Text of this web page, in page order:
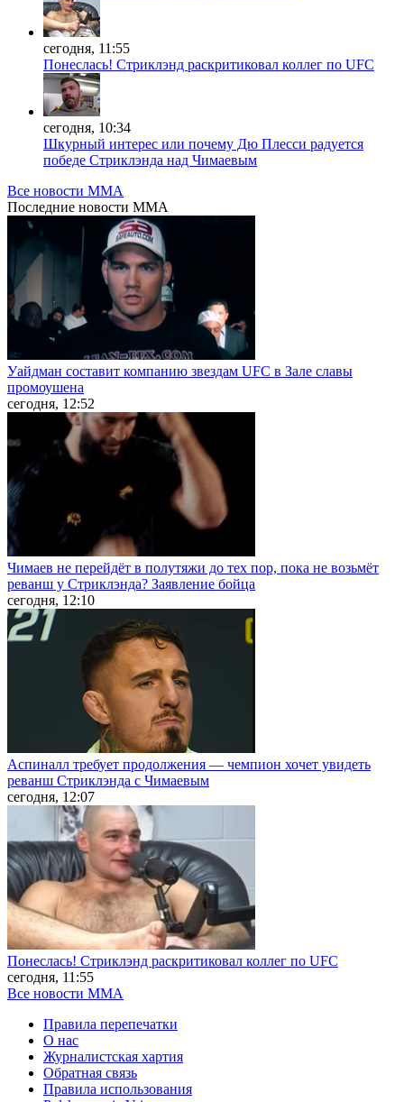
сегодня, 11:55
Понеслась! Стриклэнд раскритиковал коллег по UFC
сегодня, 10:34
Шкурный интерес или почему Дю Плесси радуется
победе Стриклэнда над Чимаевым
Все новости MMA
Последние новости MMA
Уайдман составит компанию звездам UFC в Зале славы
промоушена
сегодня, 12:52
Чимаев не перейдёт в полутяжи до тех пор, пока не возьмёт
реванш у Стриклэнда? Заявление бойца
сегодня, 12:10
Аспиналл требует продолжения — чемпион хочет увидеть
реванш Стриклэнда с Чимаевым
сегодня, 12:07
Понеслась! Стриклэнд раскритиковал коллег по UFC
сегодня, 11:55
Все новости MMA
Правила перепечатки
О нас
Журналистская хартия
Обратная связь
Правила использования